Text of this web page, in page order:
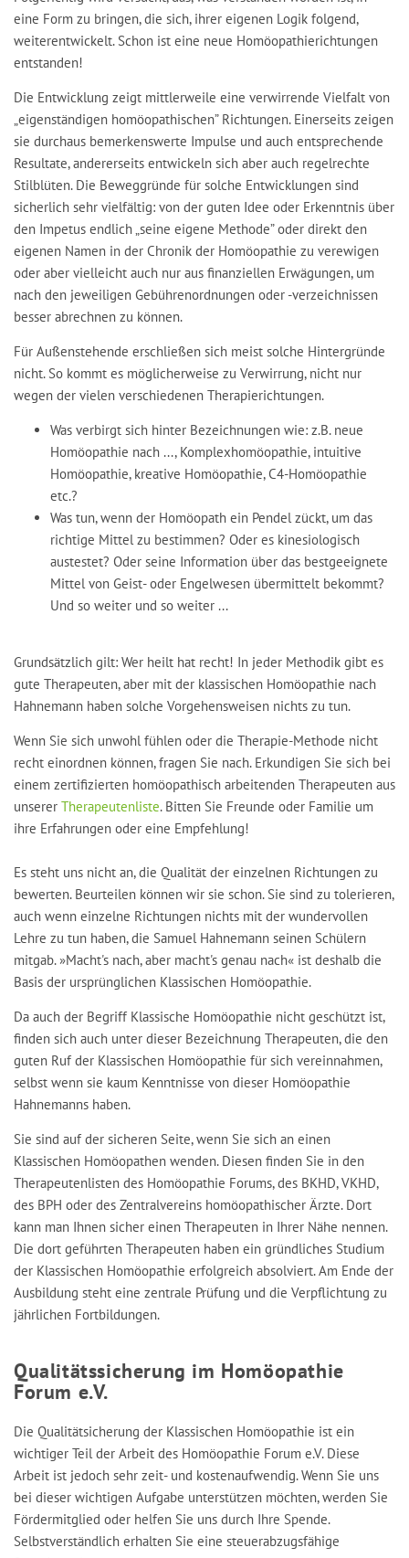
eine Form zu bringen, die sich, ihrer eigenen Logik folgend,
weiterentwickelt. Schon ist eine neue Homöopathierichtungen
entstanden!
Die Entwicklung zeigt mittlerweile eine verwirrende Vielfalt von
„eigenständigen homöopathischen” Richtungen. Einerseits zeigen
sie durchaus bemerkenswerte Impulse und auch entsprechende
Resultate, andererseits entwickeln sich aber auch regelrechte
Stilblüten. Die Beweggründe für solche Entwicklungen sind
sicherlich sehr vielfältig: von der guten Idee oder Erkenntnis über
den Impetus endlich „seine eigene Methode” oder direkt den
eigenen Namen in der Chronik der Homöopathie zu verewigen
oder aber vielleicht auch nur aus finanziellen Erwägungen, um
nach den jeweiligen Gebührenordnungen oder -verzeichnissen
besser abrechnen zu können.
Für Außenstehende erschließen sich meist solche Hintergründe
nicht. So kommt es möglicherweise zu Verwirrung, nicht nur
wegen der vielen verschiedenen Therapierichtungen.
Was verbirgt sich hinter Bezeichnungen wie: z.B. neue
Homöopathie nach ..., Komplexhomöopathie, intuitive
Homöopathie, kreative Homöopathie, C4-Homöopathie
etc.?
Was tun, wenn der Homöopath ein Pendel zückt, um das
richtige Mittel zu bestimmen? Oder es kinesiologisch
austestet? Oder seine Information über das bestgeeignete
Mittel von Geist- oder Engelwesen übermittelt bekommt?
Und so weiter und so weiter ...
Grundsätzlich gilt: Wer heilt hat recht! In jeder Methodik gibt es
gute Therapeuten, aber mit der klassischen Homöopathie nach
Hahnemann haben solche Vorgehensweisen nichts zu tun.
Wenn Sie sich unwohl fühlen oder die Therapie-Methode nicht
recht einordnen können, fragen Sie nach. Erkundigen Sie sich bei
einem zertifizierten homöopathisch arbeitenden Therapeuten aus
unserer Therapeutenliste. Bitten Sie Freunde oder Familie um
ihre Erfahrungen oder eine Empfehlung!
Es steht uns nicht an, die Qualität der einzelnen Richtungen zu
bewerten. Beurteilen können wir sie schon. Sie sind zu tolerieren,
auch wenn einzelne Richtungen nichts mit der wundervollen
Lehre zu tun haben, die Samuel Hahnemann seinen Schülern
mitgab. »Macht's nach, aber macht's genau nach« ist deshalb die
Basis der ursprünglichen Klassischen Homöopathie.
Da auch der Begriff Klassische Homöopathie nicht geschützt ist,
finden sich auch unter dieser Bezeichnung Therapeuten, die den
guten Ruf der Klassischen Homöopathie für sich vereinnahmen,
selbst wenn sie kaum Kenntnisse von dieser Homöopathie
Hahnemanns haben.
Sie sind auf der sicheren Seite, wenn Sie sich an einen
Klassischen Homöopathen wenden. Diesen finden Sie in den
Therapeutenlisten des Homöopathie Forums, des BKHD, VKHD,
des BPH oder des Zentralvereins homöopathischer Ärzte. Dort
kann man Ihnen sicher einen Therapeuten in Ihrer Nähe nennen.
Die dort geführten Therapeuten haben ein gründliches Studium
der Klassischen Homöopathie erfolgreich absolviert. Am Ende der
Ausbildung steht eine zentrale Prüfung und die Verpflichtung zu
jährlichen Fortbildungen.
Qualitätssicherung im Homöopathie
Forum e.V.
Die Qualitätsicherung der Klassischen Homöopathie ist ein
wichtiger Teil der Arbeit des Homöopathie Forum e.V. Diese
Arbeit ist jedoch sehr zeit- und kostenaufwendig. Wenn Sie uns
bei dieser wichtigen Aufgabe unterstützen möchten, werden Sie
Fördermitglied oder helfen Sie uns durch Ihre Spende.
Selbstverständlich erhalten Sie eine steuerabzugsfähige